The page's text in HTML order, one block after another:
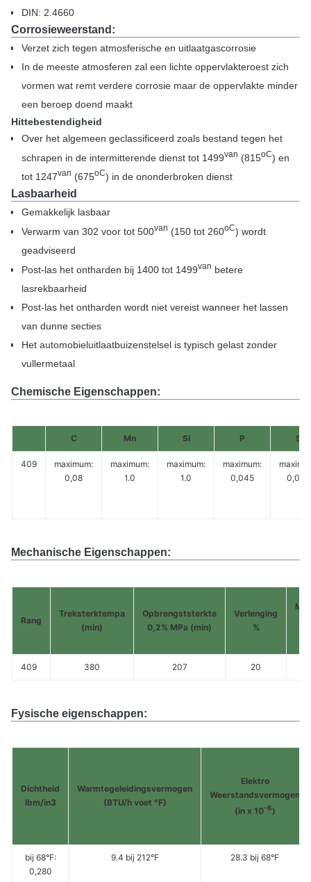
DIN: 2.4660
Corrosieweerstand:
Verzet zich tegen atmosferische en uitlaatgascorrosie
In de meeste atmosferen zal een lichte oppervlakteroest zich
vormen wat remt verdere corrosie maar de oppervlakte minder
een beroep doend maakt
Hittebestendigheid
Over het algemeen geclassificeerd zoals bestand tegen het
schrapen in de intermitterende dienst tot 1499van (815oC) en
tot 1247van (675oC) in de ononderbroken dienst
Lasbaarheid
Gemakkelijk lasbaar
Verwarm van 302 voor tot 500van (150 tot 260oC) wordt
geadviseerd
Post-las het ontharden bij 1400 tot 1499van betere
lasrekbaarheid
Post-las het ontharden wordt niet vereist wanneer het lassen
van dunne secties
Het automobieluitlaatbuizenstelsel is typisch gelast zonder
vullermetaal
Chemische Eigenschappen:
C Mn Si P S
409
maximum:
0,08
maximum:
1.0
maximum:
1.0
maximum:
0,045
0,045
Mechanische Eigenschappen:
Rang
Treksterktempa
(min)
Opbrengststerkte
0,2% MPa (min)
Verlenging
%
409 380 207 20
Fysische eigenschappen:
Dichtheid
lbm/in3
Warmtegeleidingsvermogen
(BTU/h voet °F)
Elektro
Weerstandsvermogen
(in x 10-6)
bij 68°F:
0,280
9.4 bij 212°F 28.3 bij 68°F